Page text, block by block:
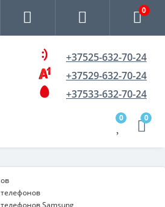
0
+37525-632-70-24
+37529-632-70-24
+37533-632-70-24
0 0
Samsung